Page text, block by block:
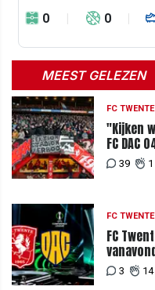
0
0
MEEST GELEZEN
FC
"Kijken
FC
blij met
39 1
FC
FC
3 14